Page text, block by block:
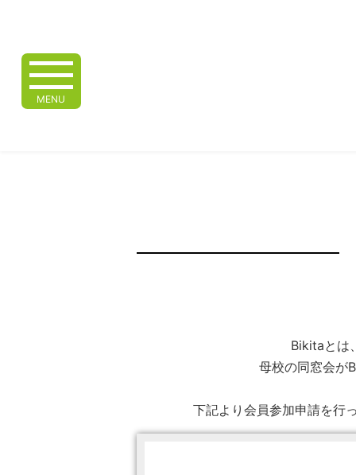
MENU
Bikitaとは
母校の同窓会が
下記より会員参加申請を行